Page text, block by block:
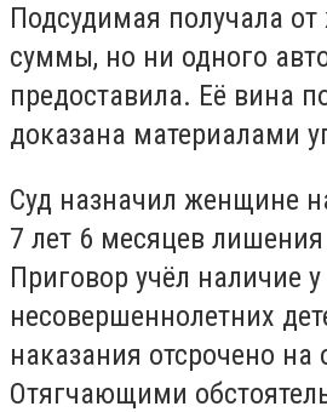
Подсудимая получала
суммы, но ни одного
предоставила. Её вина
доказана материалами
Суд назначил женщине
7 лет 6 месяцев
Приговор учёл наличие
несовершеннолетних
наказания отсрочено на
Отягчающими